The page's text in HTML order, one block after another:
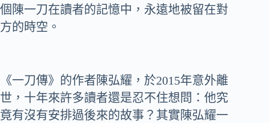
個陳一刀在讀者的記憶中，永遠地被留在對
方的時空。
《一刀傳》的作者陳弘耀，於2015年意外離
世，十年來許多讀者還是忍不住想問：他究
竟有沒有安排過後來的故事？其實陳弘耀一